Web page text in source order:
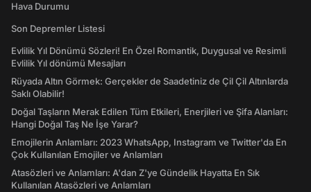
Hava Durumu
Son Depremler Listesi
Evlilik Yıl Dönümü Sözleri! En Özel Romantik, Duygusal ve Resimli
Evlilik Yıl dönümü Mesajları
Rüyada Altın Görmek: Gerçekler de Saadetiniz de Çil Çil Altınlarda
Saklı Olabilir!
Doğal Taşların Merak Edilen Tüm Etkileri, Enerjileri ve Şifa Alanları:
Hangi Doğal Taş Ne İşe Yarar?
Emojilerin Anlamları: 2023 WhatsApp, Instagram ve Twitter'da En
Çok Kullanılan Emojiler ve Anlamları
Atasözleri ve Anlamları: A'dan Z'ye Gündelik Hayatta En Sık
Kullanılan Atasözleri ve Anlamları